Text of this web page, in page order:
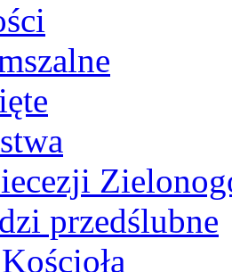
przedślubne